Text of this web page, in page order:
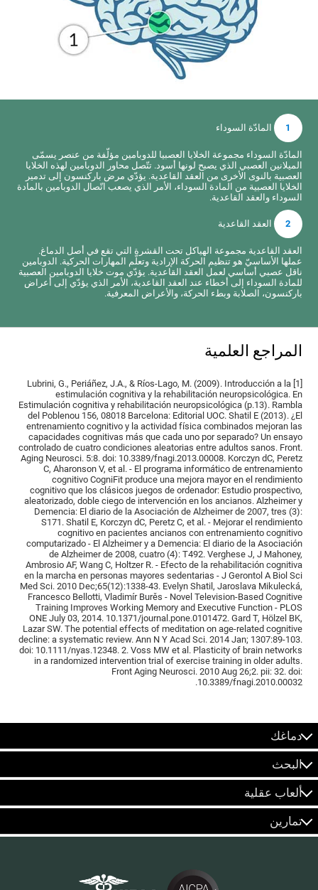
1 المادّة السوداء
المادّة السوداء مجموعة الخلايا العصبيا للدوبامين مؤلّفة من عنصر يسمّى
الميلانين العصبي الذي يصبح لونها أسود. تتّصل محاور الدوبامين لهذه الخلايا
العصبية بالنوى الأخرى من العقد القاعدية. يؤدّي مرض باركنسون إلى تدمير
الخلايا العصبية من المادة السوداء، الأمر الذي يصعب اتّصال الدوبامين بالمادة
السوداء والعقد القاعدية.
2 العقد القاعدية
العقد القاعدية مجموعة الهياكل تحت القشرة التي تقع في أصل الدماغ.
عملها الأساسيّ هو تنظيم الحركة الإرادية وتعلّم المهارات الحركية. الدوبامين
ناقل عصبي أساسي لعمل العقد القاعدية. يؤدّي موت خلايا الدوبامين العصبية
للمادة السوداء إلى أخطاء عند العقد القاعدية، الأمر الذي يؤدّي إلى أعراض
باركنسون، الصلابة وبطء الحركة، والأعراض المعرفية.
المراجع العلمية
[1] Lubrini, G., Periáñez, J.A., & Ríos-Lago, M. (2009). Introducción a la
estimulación cognitiva y la rehabilitación neuropsicológica. En
Estimulación cognitiva y rehabilitación neuropsicológica (p.13). Rambla
del Poblenou 156, 08018 Barcelona: Editorial UOC. Shatil E (2013). ¿El
entrenamiento cognitivo y la actividad física combinados mejoran las
capacidades cognitivas más que cada uno por separado? Un ensayo
controlado de cuatro condiciones aleatorias entre adultos sanos. Front.
Aging Neurosci. 5:8. doi: 10.3389/fnagi.2013.00008. Korczyn dC, Peretz
C, Aharonson V, et al. - El programa informático de entrenamiento
cognitivo CogniFit produce una mejora mayor en el rendimiento
cognitivo que los clásicos juegos de ordenador: Estudio prospectivo,
aleatorizado, doble ciego de intervención en los ancianos. Alzheimer y
Demencia: El diario de la Asociación de Alzheimer de 2007, tres (3):
S171. Shatil E, Korczyn dC, Peretz C, et al. - Mejorar el rendimiento
cognitivo en pacientes ancianos con entrenamiento cognitivo
computarizado - El Alzheimer y a Demencia: El diario de la Asociación
de Alzheimer de 2008, cuatro (4): T492. Verghese J, J Mahoney,
Ambrosio AF, Wang C, Holtzer R. - Efecto de la rehabilitación cognitiva
en la marcha en personas mayores sedentarias - J Gerontol A Biol Sci
Med Sci. 2010 Dec;65(12):1338-43. Evelyn Shatil, Jaroslava Mikulecká,
Francesco Bellotti, Vladimír Burěs - Novel Television-Based Cognitive
Training Improves Working Memory and Executive Function - PLOS
ONE July 03, 2014. 10.1371/journal.pone.0101472. Gard T, Hölzel BK,
Lazar SW. The potential effects of meditation on age-related cognitive
decline: a systematic review. Ann N Y Acad Sci. 2014 Jan; 1307:89-103.
doi: 10.1111/nyas.12348. 2. Voss MW et al. Plasticity of brain networks
in a randomized intervention trial of exercise training in older adults.
Front Aging Neurosci. 2010 Aug 26;2. pii: 32. doi:
10.3389/fnagi.2010.00032.
دماغك
البحث
ألعاب عقلية
تمارين